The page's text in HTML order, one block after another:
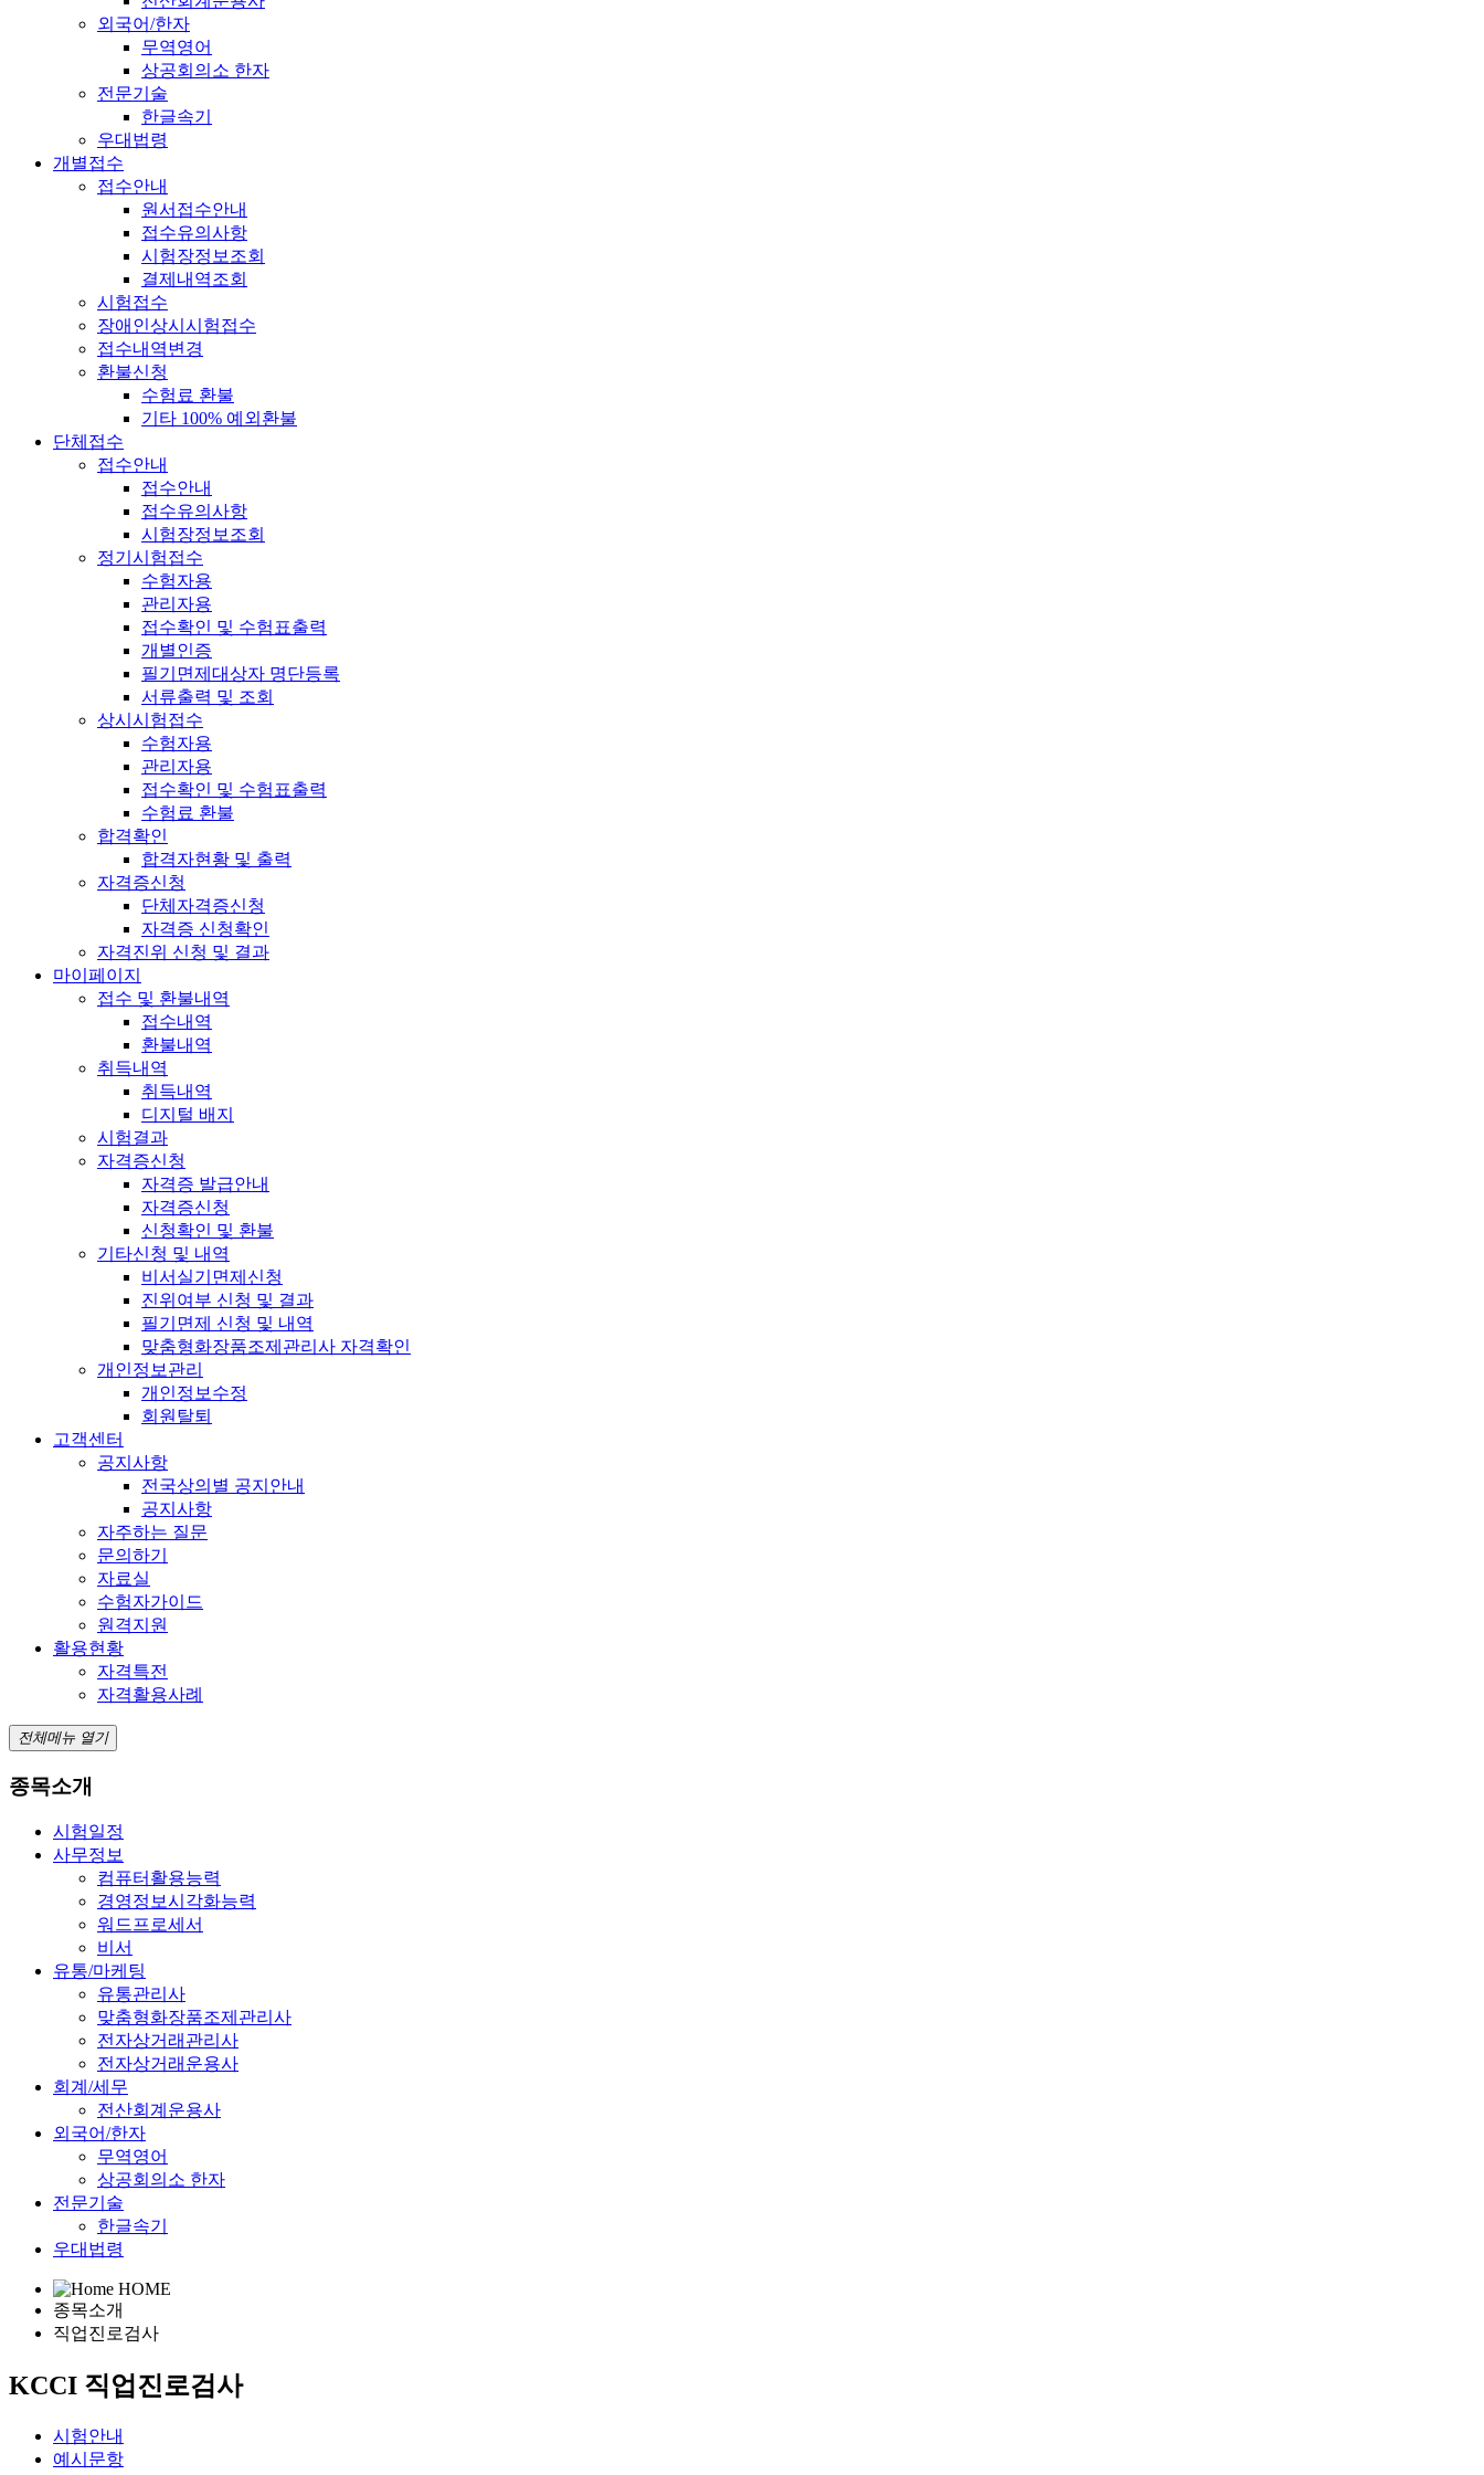
외국어/한자
무역영어
상공회의소 한자
전문기술
한글속기
우대법령
개별접수
접수안내
원서접수안내
접수유의사항
시험장정보조회
결제내역조회
시험접수
장애인상시시험접수
접수내역변경
환불신청
수험료 환불
기타 100% 예외환불
단체접수
접수안내
접수안내
접수유의사항
시험장정보조회
정기시험접수
수험자용
관리자용
접수확인 및 수험표출력
개별인증
필기면제대상자 명단등록
서류출력 및 조회
상시시험접수
수험자용
관리자용
접수확인 및 수험표출력
수험료 환불
합격확인
합격자현황 및 출력
자격증신청
단체자격증신청
자격증 신청확인
자격진위 신청 및 결과
마이페이지
접수 및 환불내역
접수내역
환불내역
취득내역
취득내역
디지털 배지
시험결과
자격증신청
자격증 발급안내
자격증신청
신청확인 및 환불
기타신청 및 내역
비서실기면제신청
진위여부 신청 및 결과
필기면제 신청 및 내역
맞춤형화장품조제관리사 자격확인
개인정보관리
개인정보수정
회원탈퇴
고객센터
공지사항
전국상의별 공지안내
공지사항
자주하는 질문
문의하기
자료실
수험자가이드
원격지원
활용현황
자격특전
자격활용사례
전체메뉴 열기
종목소개
시험일정
사무정보
컴퓨터활용능력
경영정보시각화능력
워드프로세서
비서
유통/마케팅
유통관리사
맞춤형화장품조제관리사
전자상거래관리사
전자상거래운용사
회계/세무
전산회계운용사
외국어/한자
무역영어
상공회의소 한자
전문기술
한글속기
우대법령
HOME
종목소개
직업진로검사
KCCI 직업진로검사
시험안내
예시문항